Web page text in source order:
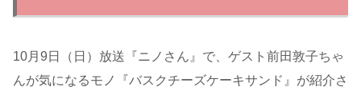
10月9日（日）放送『ニノさん』で、ゲスト前田敦子ちゃ
んが気になるモノ『バスクチーズケーキサンド』が紹介さ